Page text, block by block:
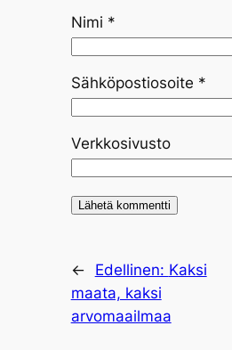
Nimi *
Sähköpostiosoite *
Verkkosivusto
← Edellinen: Kaksi
maata, kaksi
arvomaailmaa